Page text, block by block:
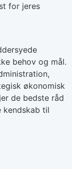
for jeres
behov og mål.
økonomisk
de bedste råd
kendskab til